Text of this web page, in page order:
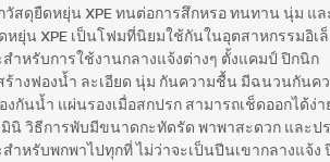
สดุยืดหยุ่น XPE ทนต่อการสึกหรอ ทนทาน นุ่ม แล
ยุ่น XPE เป็นโฟมที่นิยมใช้กันในอุตสาหกรรมอิ
ำหรับการใช้งานกลางแจ้งต่างๆ ตั้งแคมป์ ปิกนิก
างฟองน้ำ ละเอียด นุ่ม กันความชื้น มีฉนวนกันค
นน้ำ แผ่นรองเมื่อสกปรก สามารถเช็ดออกได้ง่า
วิธีการพับมีขนาดกะทัดรัด พาพาสะดวก และป
ำหรับพกพาไปทุกที่ ไม่ว่าจะเป็นปีนเขากลางแจ้